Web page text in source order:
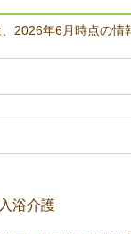
2026年6月時点の情
浴介護